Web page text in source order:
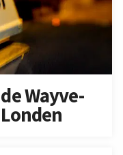
Wayve-